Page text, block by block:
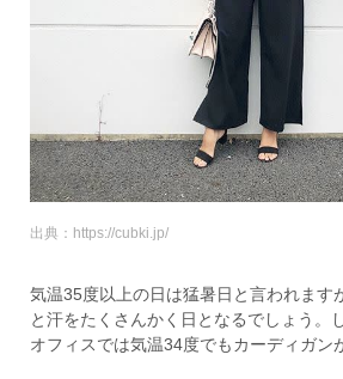
出典：https://cubki.jp/
気温35度以上の日は猛暑日と言われます
と汗をたくさんかく日となるでしょう。
オフィスでは気温34度でもカーディガン